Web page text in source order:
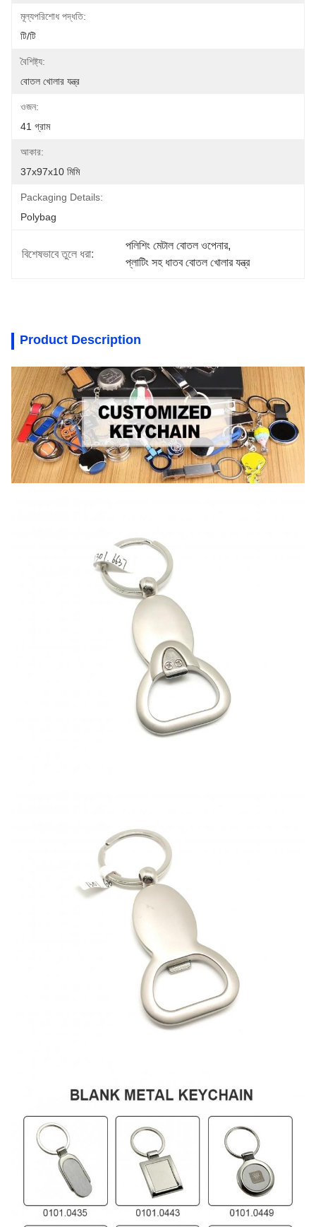
মূল্যপরিশোধ পদ্ধতি:
টি/টি
বৈশিষ্ট্য:
বোতল খোলার যন্ত্র
ওজন:
41 গ্রাম
আকার:
37x97x10 মিমি
Packaging Details:
Polybag
বিশেষভাবে তুলে ধরা:
পলিশিং মেটাল বোতল ওপেনার,
প্লাটিং সহ ধাতব বোতল খোলার যন্ত্র
Product Description